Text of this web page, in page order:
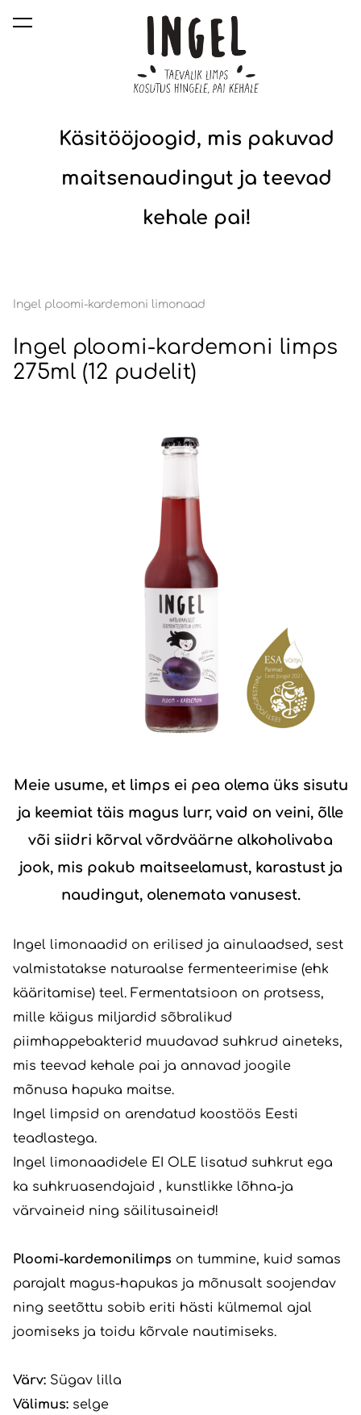
Käsitööjoogid, mis pakuvad
maitsenaudingut ja teevad
kehale pai!
lisati ostukorvi. Vaata ostukorvi
Ingel ploomi-kardemoni limonaad
Ingel ploomi-kardemoni limps
275ml (12 pudelit)
Meie usume, et limps ei pea olema üks sisutu
ja keemiat täis magus lurr, vaid on veini, õlle
või siidri kõrval võrdväärne alkoholivaba
jook, mis pakub maitseelamust, karastust ja
naudingut, olenemata vanusest.
Ingel limonaadid on erilised ja ainulaadsed, sest
valmistatakse naturaalse fermenteerimise (ehk
kääritamise) teel. Fermentatsioon on protsess,
mille käigus miljardid sõbralikud
piimhappebakterid muudavad suhkrud aineteks,
mis teevad kehale pai ja annavad joogile
mõnusa hapuka maitse.
Ingel limpsid on arendatud koostöös Eesti
teadlastega.
Ingel limonaadidele EI OLE lisatud suhkrut ega
ka suhkruasendajaid , kunstlikke lõhna-ja
värvaineid ning säilitusaineid!
Ploomi-kardemonilimps on tummine, kuid samas
parajalt magus-hapukas ja mõnusalt soojendav
ning seetõttu sobib eriti hästi külmemal ajal
joomiseks ja toidu kõrvale nautimiseks.
Värv: Sügav lilla
Välimus: selge